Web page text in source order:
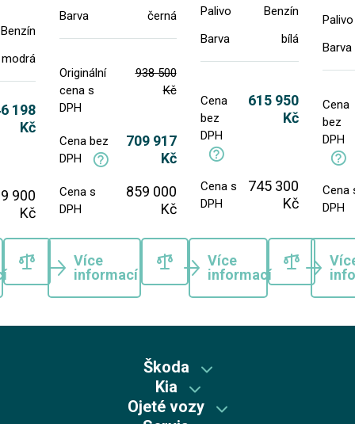
Benzín
modrá
198
Kč
900
Kč
Barva
černá
Originální
cena s
DPH
938 500
Kč
Cena bez
DPH
709 917
Kč
Cena s
DPH
859 000
Kč
Více
informací
Palivo
Benzín
Barva
bílá
Cena
bez
DPH
615 950
Kč
Cena s
DPH
745 300
Kč
Více
informací
Palivo
Barva
Cena
bez
DPH
Cena
DPH
Škoda
Škoda předváděcí vozy
Skladové vozy Škoda
Kia
Kia předváděcí vozy
Ojeté vozy